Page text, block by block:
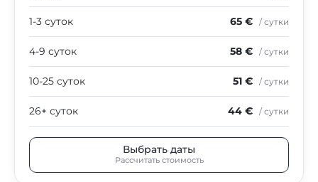
1-3 суток 65 € / сутки
4-9 суток 58 € / сутки
10-25 суток 51 € / сутки
26+ суток 44 € / сутки
Выбрать даты
Рассчитать стоимость